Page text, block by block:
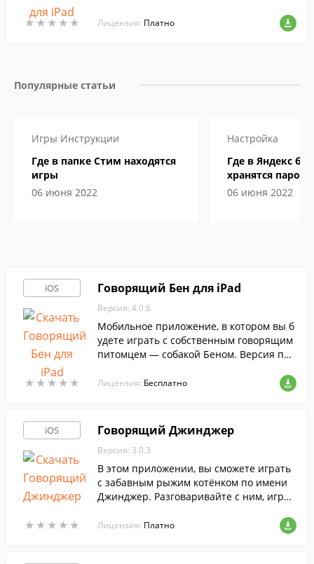
★ ★ ★ ★ ★
★ ★ ★ ★ ★ Лицензия: Платно
Популярные статьи
Игры Инструкции
Где в папке Стим находятся
игры
06 июня 2022
Настройка
Где в Яндекс
хранятся пароли
06 июня 2022
iOS
★ ★ ★ ★ ★
★ ★ ★ ★ ★
Говорящий Бен для iPad
Версия: 4.0.6
Мобильное приложение, в котором вы б
удете играть с собственным говорящим
питомцем — собакой Беном. Версия про
Лицензия: Бесплатно
iOS
★ ★ ★ ★ ★
★ ★ ★ ★ ★
Говорящий Джинджер
Версия: 3.0.3
В этом приложении, вы сможете играть
с забавным рыжим котёнком по имени
Джинджер. Разговаривайте с ним, играй
смешные видео для друзей.
Лицензия: Платно